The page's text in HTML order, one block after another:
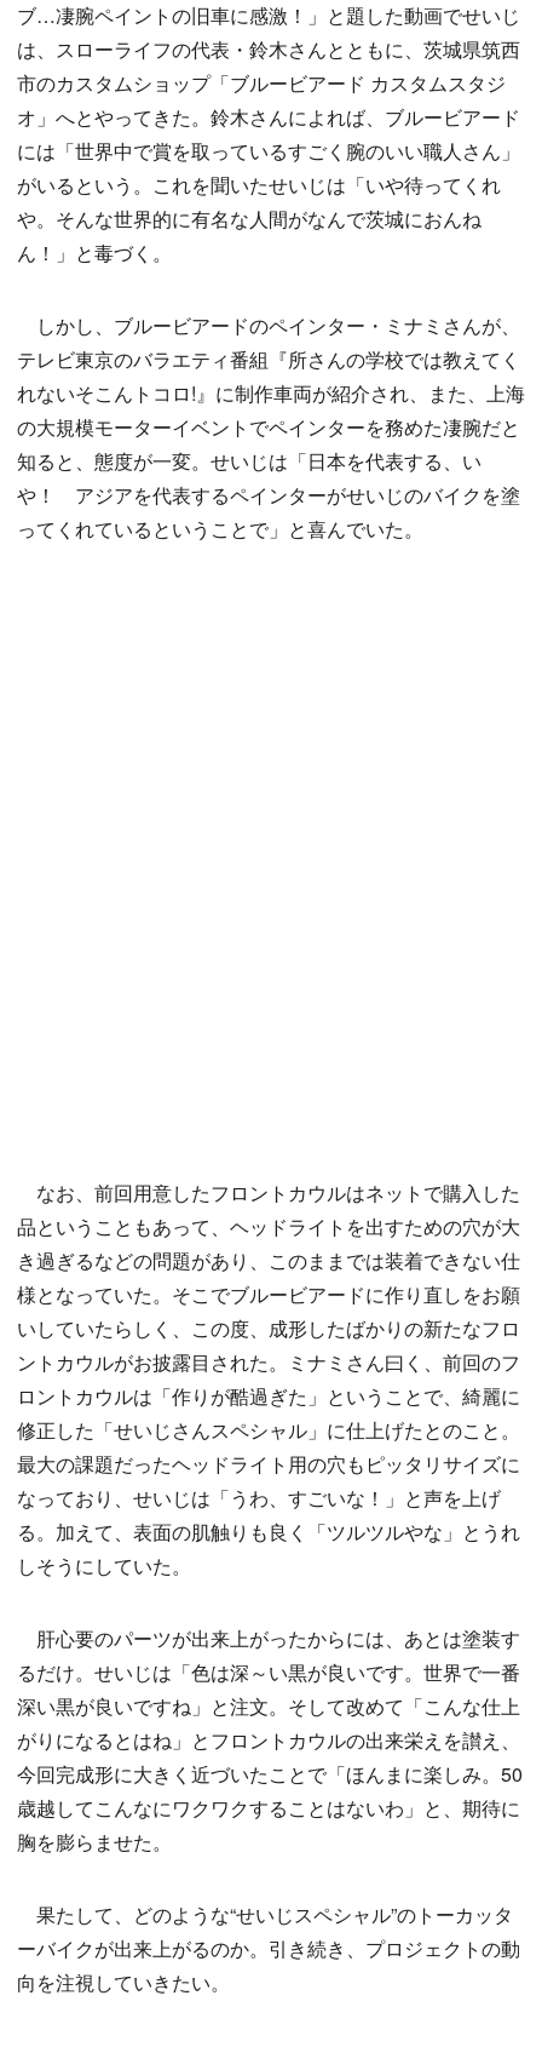
ブ…凄腕ペイントの旧車に感激！」と題した動画でせいじ
は、スローライフの代表・鈴木さんとともに、茨城県筑西
市のカスタムショップ「ブルービアード カスタムスタジ
オ」へとやってきた。鈴木さんによれば、ブルービアード
には「世界中で賞を取っているすごく腕のいい職人さん」
がいるという。これを聞いたせいじは「いや待ってくれ
や。そんな世界的に有名な人間がなんで茨城におんね
ん！」と毒づく。
しかし、ブルービアードのペインター・ミナミさんが、
テレビ東京のバラエティ番組『所さんの学校では教えてく
れないそこんトコロ!』に制作車両が紹介され、また、上海
の大規模モーターイベントでペインターを務めた凄腕だと
知ると、態度が一変。せいじは「日本を代表する、い
や！ アジアを代表するペインターがせいじのバイクを塗
ってくれているということで」と喜んでいた。
なお、前回用意したフロントカウルはネットで購入した
品ということもあって、ヘッドライトを出すための穴が大
き過ぎるなどの問題があり、このままでは装着できない仕
様となっていた。そこでブルービアードに作り直しをお願
いしていたらしく、この度、成形したばかりの新たなフロ
ントカウルがお披露目された。ミナミさん曰く、前回のフ
ロントカウルは「作りが酷過ぎた」ということで、綺麗に
修正した「せいじさんスペシャル」に仕上げたとのこと。
最大の課題だったヘッドライト用の穴もピッタリサイズに
なっており、せいじは「うわ、すごいな！」と声を上げ
る。加えて、表面の肌触りも良く「ツルツルやな」とうれ
しそうにしていた。
肝心要のパーツが出来上がったからには、あとは塗装す
るだけ。せいじは「色は深～い黒が良いです。世界で一番
深い黒が良いですね」と注文。そして改めて「こんな仕上
がりになるとはね」とフロントカウルの出来栄えを讃え、
今回完成形に大きく近づいたことで「ほんまに楽しみ。50
歳越してこんなにワクワクすることはないわ」と、期待に
胸を膨らませた。
果たして、どのような“せいじスペシャル”のトーカッタ
ーバイクが出来上がるのか。引き続き、プロジェクトの動
向を注視していきたい。